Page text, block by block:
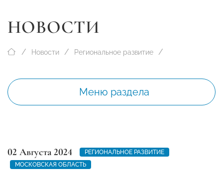
НОВОСТИ
Новости Региональное развитие
Меню раздела
02 Августа 2024
РЕГИОНАЛЬНОЕ РАЗВИТИЕ
МОСКОВСКАЯ ОБЛАСТЬ